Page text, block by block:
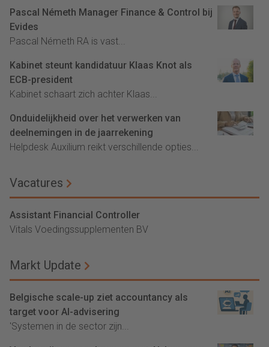
Pascal Németh Manager Finance & Control bij
Evides
Pascal Németh RA is vast...
Kabinet steunt kandidatuur Klaas Knot als
ECB-president
Kabinet schaart zich achter Klaas...
Onduidelijkheid over het verwerken van
deelnemingen in de jaarrekening
Helpdesk Auxilium reikt verschillende opties...
Vacatures
Assistant Financial Controller
Vitals Voedingssupplementen BV
Markt Update
Belgische scale-up ziet accountancy als
target voor AI-advisering
'Systemen in de sector zijn...